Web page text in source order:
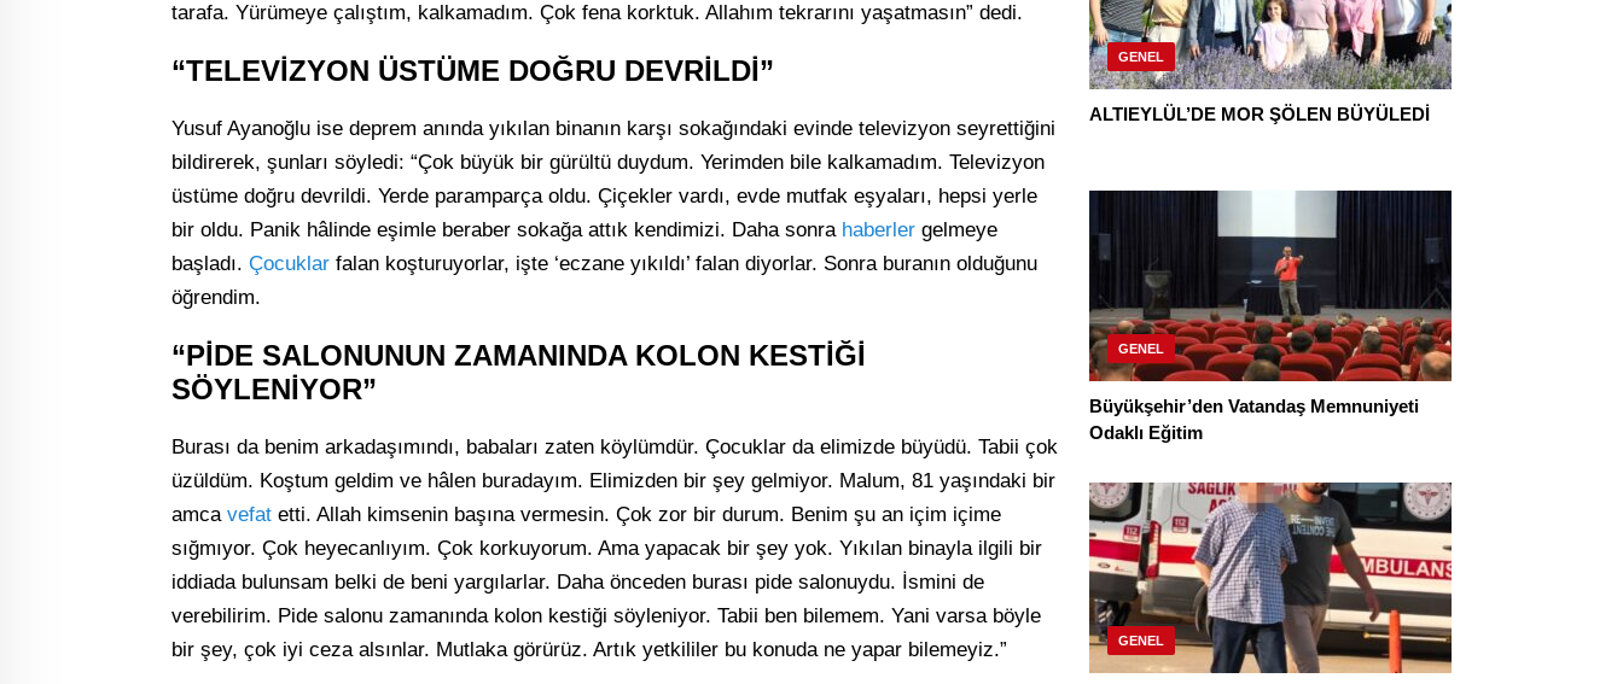
tarafa. Yürümeye çalıştım, kalkamadım. Çok fena korktuk. Allahım tekrarını yaşatmasın” dedi.
“TELEVİZYON ÜSTÜME DOĞRU DEVRİLDİ”
Yusuf Ayanoğlu ise deprem anında yıkılan binanın karşı sokağındaki evinde televizyon seyrettiğini
bildirerek, şunları söyledi: “Çok büyük bir gürültü duydum. Yerimden bile kalkamadım. Televizyon
üstüme doğru devrildi. Yerde paramparça oldu. Çiçekler vardı, evde mutfak eşyaları, hepsi yerle
bir oldu. Panik hâlinde eşimle beraber sokağa attık kendimizi. Daha sonra haberler gelmeye
başladı. Çocuklar falan koşturuyorlar, işte ‘eczane yıkıldı’ falan diyorlar. Sonra buranın olduğunu
öğrendim.
“PİDE SALONUNUN ZAMANINDA KOLON KESTİĞİ
SÖYLENİYOR”
Burası da benim arkadaşımındı, babaları zaten köylümdür. Çocuklar da elimizde büyüdü. Tabii çok
üzüldüm. Koştum geldim ve hâlen buradayım. Elimizden bir şey gelmiyor. Malum, 81 yaşındaki bir
amca vefat etti. Allah kimsenin başına vermesin. Çok zor bir durum. Benim şu an içim içime
sığmıyor. Çok heyecanlıyım. Çok korkuyorum. Ama yapacak bir şey yok. Yıkılan binayla ilgili bir
iddiada bulunsam belki de beni yargılarlar. Daha önceden burası pide salonuydu. İsmini de
verebilirim. Pide salonu zamanında kolon kestiği söyleniyor. Tabii ben bilemem. Yani varsa böyle
bir şey, çok iyi ceza alsınlar. Mutlaka görürüz. Artık yetkililer bu konuda ne yapar bilemeyiz.”
GENEL
ALTIEYLÜL’DE MOR ŞÖLEN BÜYÜLEDİ
GENEL
Büyükşehir’den Vatandaş Memnuniyeti
Odaklı Eğitim
GENEL